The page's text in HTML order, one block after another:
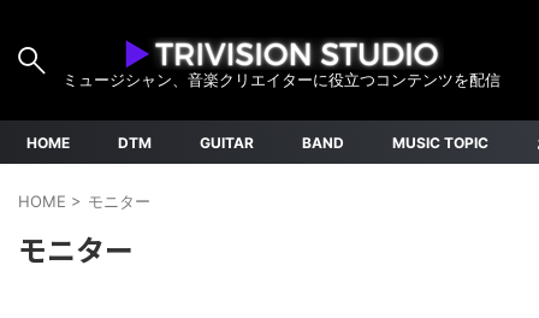
ミュージシャン、音楽クリエイターに役立つコンテンツを配信
HOME DTM GUITAR BAND MUSIC TOPIC
HOME > モニター
モニター